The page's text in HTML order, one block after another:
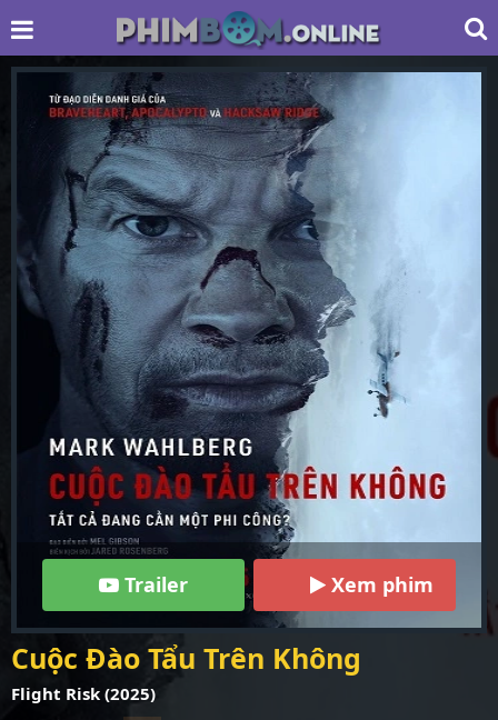
Trailer Xem phim
Cuộc Đào Tẩu Trên Không
Flight Risk (2025)